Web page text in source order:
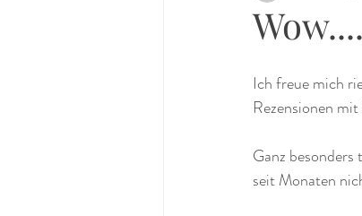
Ich freue mich
Rezensionen
Ganz
seit Monaten